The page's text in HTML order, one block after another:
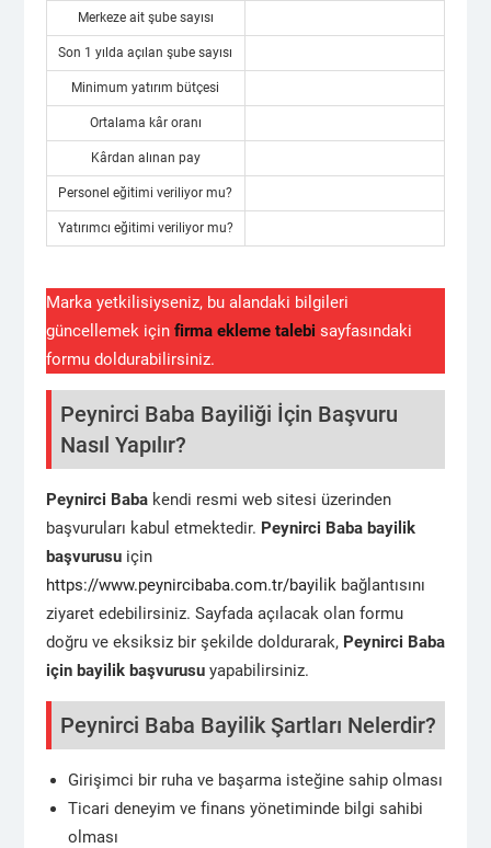
Merkeze ait şube sayısı
Son 1 yılda açılan şube sayısı
Minimum yatırım bütçesi
Ortalama kâr oranı
Kârdan alınan pay
Personel eğitimi veriliyor mu?
Yatırımcı eğitimi veriliyor mu?
Marka yetkilisiyseniz, bu alandaki bilgileri
güncellemek için firma ekleme talebi sayfasındaki
formu doldurabilirsiniz.
Peynirci Baba Bayiliği İçin Başvuru
Nasıl Yapılır?
Peynirci Babakendi resmi web sitesi üzerinden
başvuruları kabul etmektedir. Peynirci Baba bayilik
başvurusuiçin
https://www.peynircibaba.com.tr/bayilikbağlantısını
ziyaret edebilirsiniz. Sayfada açılacak olan formu
doğru ve eksiksiz bir şekilde doldurarak, Peynirci Baba
için bayilik başvurusuyapabilirsiniz.
Peynirci Baba Bayilik Şartları Nelerdir?
Girişimci bir ruha ve başarma isteğine sahip olması
Ticari deneyim ve finans yönetiminde bilgi sahibi
olması